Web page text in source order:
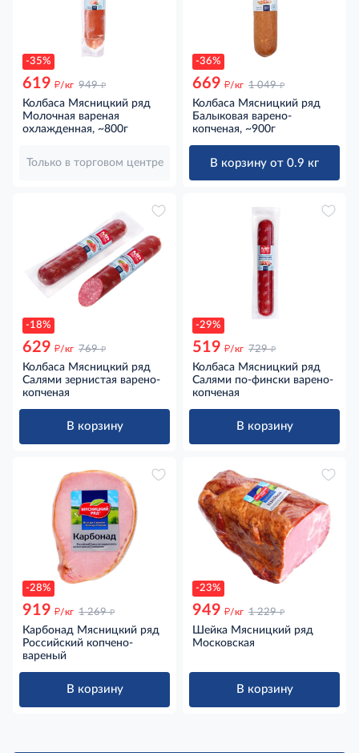
-35%
619 д/кг 949 д
Колбаса Мясницкий ряд
Молочная вареная
охлажденная, ~800г
Только в торговом центре
-36%
669 д/кг 1 049 д
Колбаса Мясницкий ряд
Балыковая варено-
копченая, ~900г
В корзину от 0.9 кг
-18%
629 д/кг 769 д
Колбаса Мясницкий ряд
Салями зернистая варено-
копченая
В корзину
-29%
519 д/кг 729 д
Колбаса Мясницкий ряд
Салями по-фински варено-
копченая
В корзину
-28%
919 д/кг 1 269 д
Карбонад Мясницкий ряд
Российский копчено-
вареный
В корзину
-23%
949 д/кг 1 229 д
Шейка Мясницкий ряд
Московская
В корзину